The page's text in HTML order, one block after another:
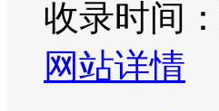
收录时间
网站详情